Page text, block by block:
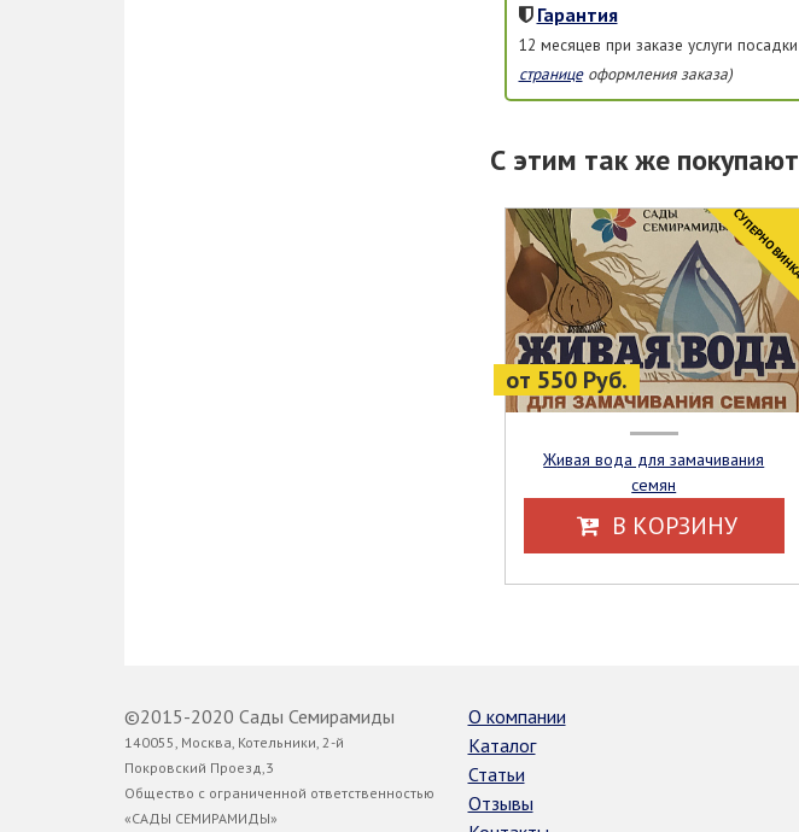
Гарантия
12 месяцев при заказе услуги посадки
страницеоформления заказа)
С этим так же покупают
от 550 Руб.
CУПЕРНОВИНКА
Живая вода для замачивания
семян
В КОРЗИНУ
©2015-2020 Сады Семирамиды
140055, Москва, Котельники, 2-й
Покровский Проезд,3
Общество с ограниченной ответственностью
«САДЫ СЕМИРАМИДЫ»
О компании
Каталог
Статьи
Отзывы